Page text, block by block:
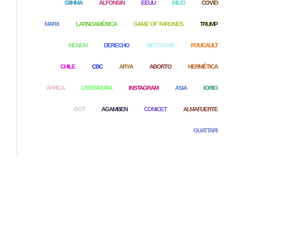
GIIHMA ALFONSÍN EEUU MILEI COVID
MARX LATINOAMÉRICA GAME OF THRONES TRUMP
MÉNEM DERECHO NIETZSCHE FOUCAULT
CHILE CBC ARYA ABORTO HERMÉTICA
ÁFRICA LITERATURA INSTAGRAM ASIA IORIO
GOT AGAMBEN CONICET ALMAFUERTE
GUATTARI